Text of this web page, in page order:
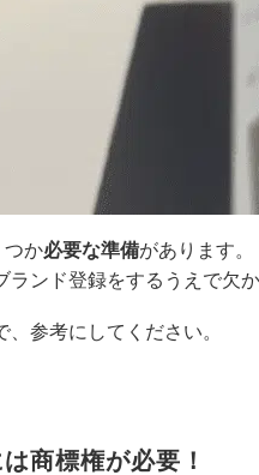
つか必要な準備があります。
ンド登録をするうえで欠か
参考にしてください。
商標権が必要！